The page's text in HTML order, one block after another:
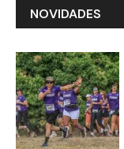
NOVIDADES